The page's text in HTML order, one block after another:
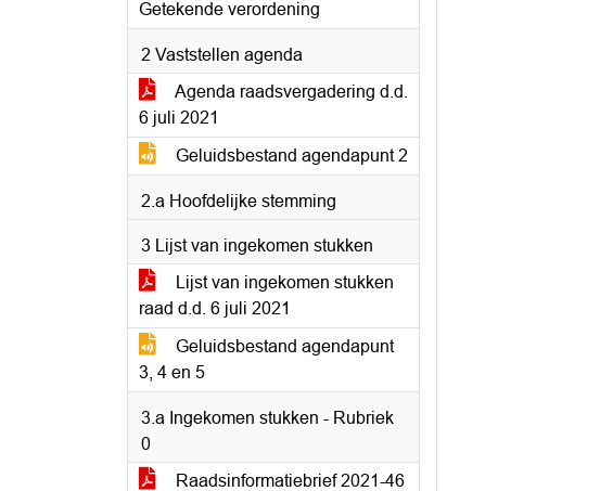
Getekende verordening
2 Vaststellen agenda
Agenda raadsvergadering d.d.
6 juli 2021
Geluidsbestand agendapunt 2
2.a Hoofdelijke stemming
3 Lijst van ingekomen stukken
Lijst van ingekomen stukken
raad d.d. 6 juli 2021
Geluidsbestand agendapunt
3, 4 en 5
3.a Ingekomen stukken - Rubriek
0
Raadsinformatiebrief 2021-46